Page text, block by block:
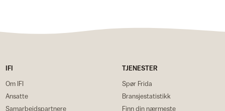
IFI
Om IFI
Ansatte
Samarbeidspartnere
TJENESTER
Spør Frida
Bransjestatistikk
Finn din nærmeste